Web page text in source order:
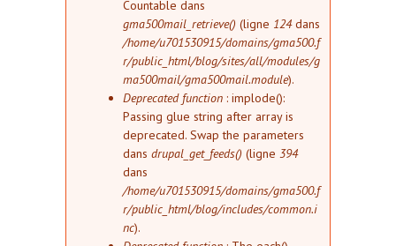
Countable dans
gma500mail_retrieve() (ligne 124dans
/home/u701530915/domains/gma500.f
r/public_html/blog/sites/all/modules/g
ma500mail/gma500mail.module).
Deprecated function : implode():
Passing glue string after array is
deprecated. Swap the parameters
dans drupal_get_feeds() (ligne 394
dans
/home/u701530915/domains/gma500.f
r/public_html/blog/includes/common.i
nc).